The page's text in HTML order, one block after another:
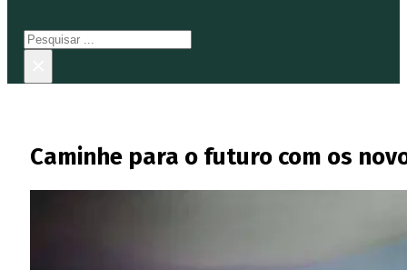
Pesquisar
Caminhe para o futuro com os